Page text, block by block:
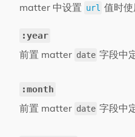
matter 中设置 url 值时使
:year
前置 matter date 字段中
:month
前置 matter date 字段中